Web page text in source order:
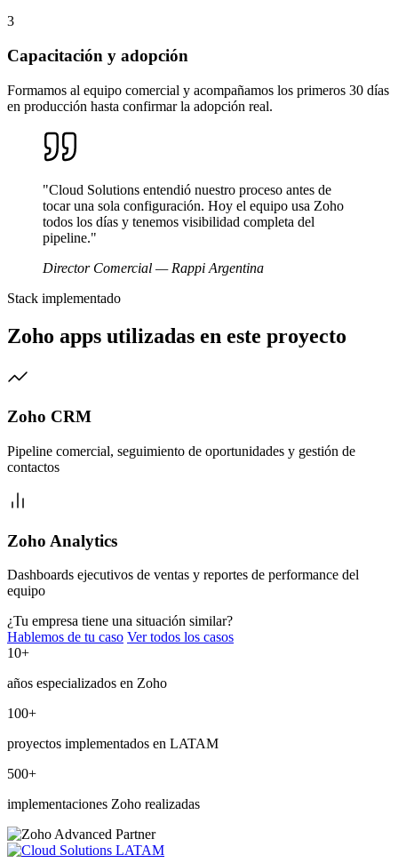
3
Capacitación y adopción
Formamos al equipo comercial y acompañamos los primeros 30 días
en producción hasta confirmar la adopción real.
"Cloud Solutions entendió nuestro proceso antes de
tocar una sola configuración. Hoy el equipo usa Zoho
todos los días y tenemos visibilidad completa del
pipeline."
Director Comercial — Rappi Argentina
Stack implementado
Zoho apps utilizadas en este proyecto
Zoho CRM
Pipeline comercial, seguimiento de oportunidades y gestión de
contactos
Zoho Analytics
Dashboards ejecutivos de ventas y reportes de performance del
equipo
¿Tu empresa tiene una situación similar?
Hablemos de tu caso Ver todos los casos
10+
años especializados en Zoho
100+
proyectos implementados en LATAM
500+
implementaciones Zoho realizadas